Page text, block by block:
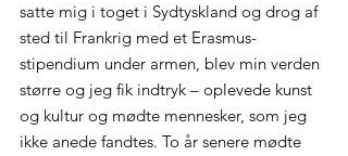
satte mig i toget i Sydtyskland og drog af
sted til Frankrig med et Erasmus-
stipendium under armen, blev min verden
større og jeg fik indtryk – oplevede kunst
og kultur og mødte mennesker, som jeg
ikke anede fandtes. To år senere mødte